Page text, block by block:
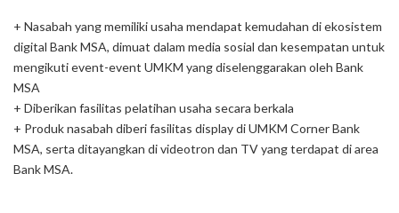
+ Nasabah yang memiliki usaha mendapat kemudahan di ekosistem
digital Bank MSA, dimuat dalam media sosial dan kesempatan untuk
mengikuti event-event UMKM yang diselenggarakan oleh Bank
MSA
+ Diberikan fasilitas pelatihan usaha secara berkala
+ Produk nasabah diberi fasilitas display di UMKM Corner Bank
MSA, serta ditayangkan di videotron dan TV yang terdapat di area
Bank MSA.